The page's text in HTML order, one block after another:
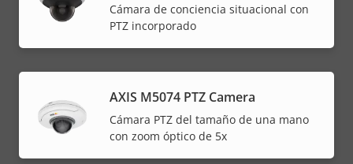
Cámara de conciencia situacional con
PTZ incorporado
AXIS M5074 PTZ Camera
Cámara PTZ del tamaño de una mano
con zoom óptico de 5x